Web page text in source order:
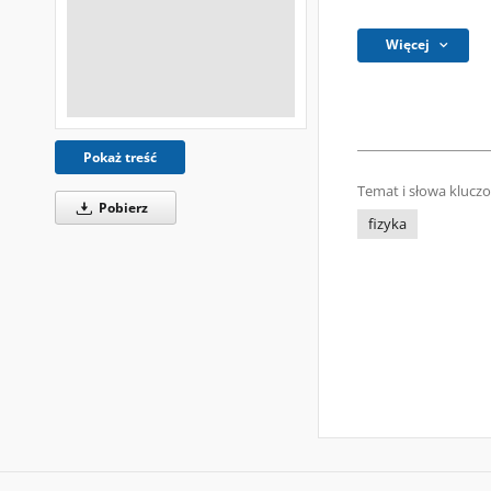
Pokaż treść
Pobierz
Więcej
Temat i słowa
fizyka